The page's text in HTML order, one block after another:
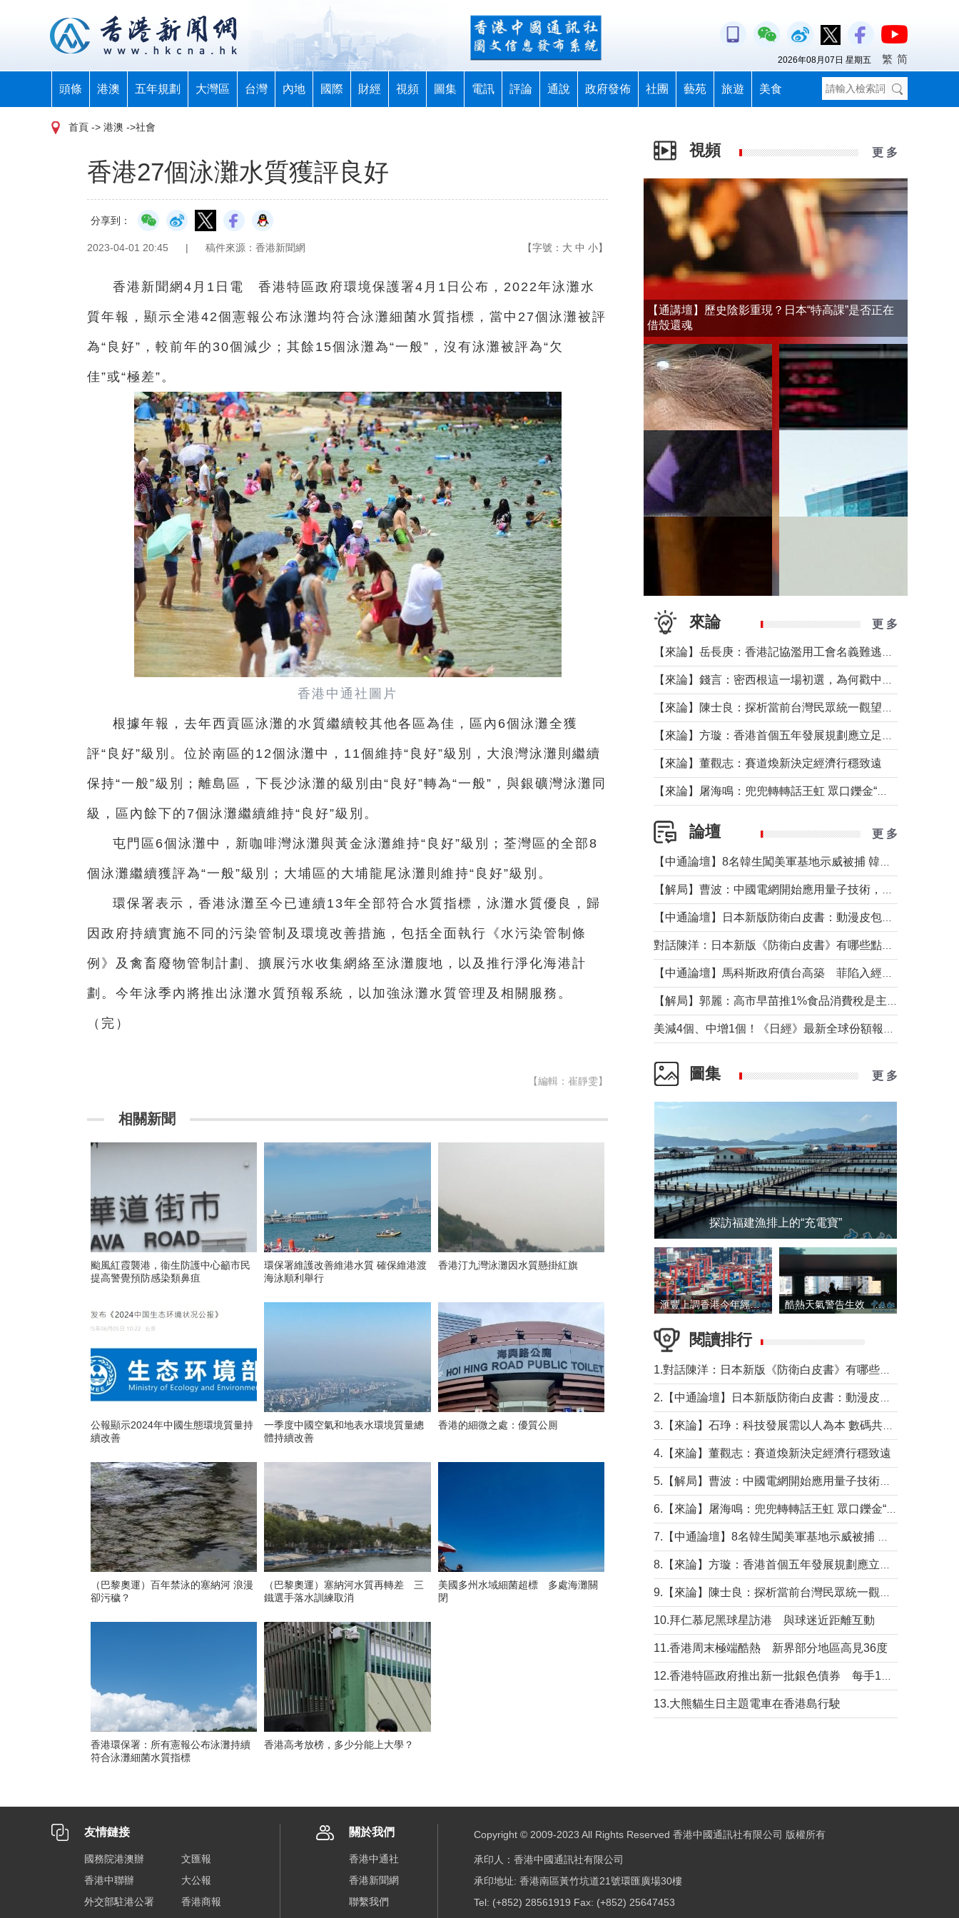
頭條 港澳 五年規劃 大灣區 台灣 內地 國際 財經 視頻 圖集 電訊 評論 通說 政府發佈 社團 藝苑 旅遊 美食
2026年08月07日 星期五 繁 简
首頁 -> 港澳 ->社會
香港27個泳灘水質獲評良好
分享到：
2023-04-01 20:45 | 稿件來源：香港新聞網 【字號： 大 中 小】
香港新聞網4月1日電 香港特區政府環境保護署4月1日公布，2022年泳灘水
質年報，顯示全港42個憲報公布泳灘均符合泳灘細菌水質指標，當中27個泳灘被評
為“良好”，較前年的30個減少；其餘15個泳灘為“一般”，沒有泳灘被評為“欠
佳”或“極差”。
香港中通社圖片
根據年報，去年西貢區泳灘的水質繼續較其他各區為佳，區內6個泳灘全獲
評“良好”級別。位於南區的12個泳灘中，11個維持“良好”級別，大浪灣泳灘則繼續
保持“一般”級別；離島區，下長沙泳灘的級別由“良好”轉為“一般”，與銀礦灣泳灘同
級，區內餘下的7個泳灘繼續維持“良好”級別。
屯門區6個泳灘中，新咖啡灣泳灘與黃金泳灘維持“良好”級別；荃灣區的全部8
個泳灘繼續獲評為“一般”級別；大埔區的大埔龍尾泳灘則維持“良好”級別。
環保署表示，香港泳灘至今已連續13年全部符合水質指標，泳灘水質優良，歸
因政府持續實施不同的污染管制及環境改善措施，包括全面執行《水污染管制條
例》及禽畜廢物管制計劃、擴展污水收集網絡至泳灘腹地，以及推行淨化海港計
劃。今年泳季內將推出泳灘水質預報系統，以加強泳灘水質管理及相關服務。
（完）
【編輯：崔靜雯】
相關新聞
颱風紅霞襲港，衞生防護中心籲市民
提高警覺預防感染類鼻疽
環保署維護改善維港水質 確保維港渡
海泳順利舉行
香港汀九灣泳灘因水質懸掛紅旗
公報顯示2024年中國生態環境質量持
續改善
一季度中國空氣和地表水環境質量總
體持續改善
香港的細微之處：優質公厠
（巴黎奧運）百年禁泳的塞納河 浪漫
卻污穢？
（巴黎奧運）塞納河水質再轉差 三
鐵選手落水訓練取消
美國多州水域細菌超標 多處海灘關
閉
香港環保署：所有憲報公布泳灘持續
符合泳灘細菌水質指標
香港高考放榜，多少分能上大學？
視頻 更 多
【通講壇】歷史陰影重現？日本“特高課”是否正在
借殼還魂
來論 更 多
【來論】董觀志：賽道煥新決定經濟行穩致遠
論壇 更 多
圖集 更 多
探訪福建漁排上的“充電寶”
滙豐上調香港今年經濟增長預測至4.5% 酷熱天氣警告生效 本港高溫持續至下周
閱讀排行
4.【來論】董觀志：賽道煥新決定經濟行穩致遠
10.拜仁慕尼黑球星訪港 與球迷近距離互動
11.香港周末極端酷熱 新界部分地區高見36度
13.大熊貓生日主題電車在香港島行駛
友情鏈接
國務院港澳辦
文匯報
香港中聯辦
大公報
外交部駐港公署
香港商報
關於我們
香港中通社
香港新聞網
聯繫我們
Copyright © 2009-2023 All Rights Reserved 香港中國通訊社有限公司 版權所有
承印人：香港中國通訊社有限公司
承印地址: 香港南區黃竹坑道21號環匯廣場30樓
Tel: (+852) 28561919 Fax: (+852) 25647453